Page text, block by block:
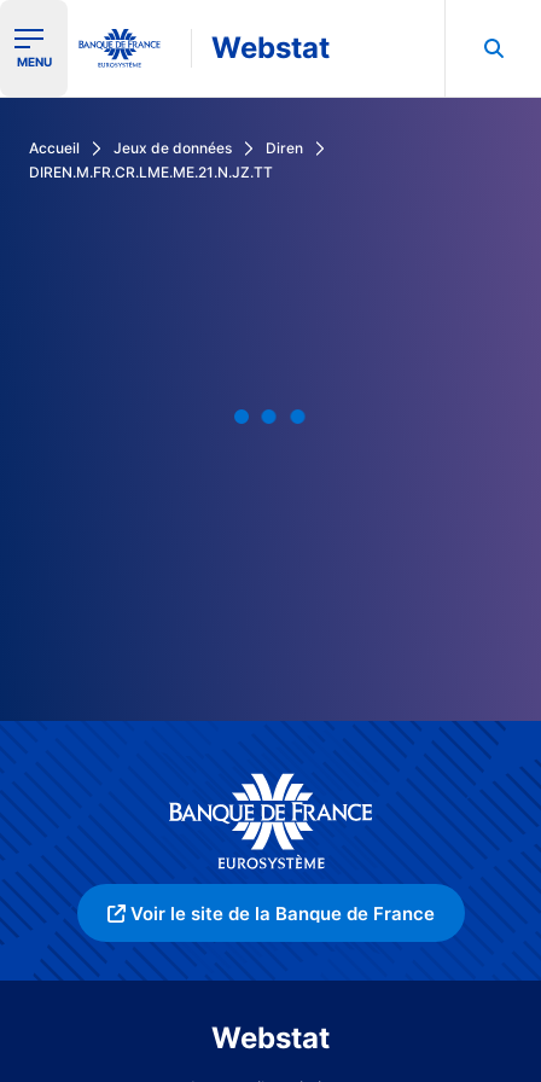
Ouvrir le menu de navigation
MENU Webstat
Accueil Jeux de données
Diren
DIREN.M.FR.CR.LME.ME.21.N.JZ.TT
Voir le site de la Banque de France
Webstat